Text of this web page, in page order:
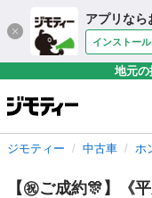
アプリなら
インストール
地元
ジモティー 中古車 ホ
【㊗️ご成約🎊】《